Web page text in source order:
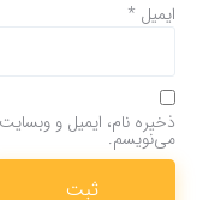
ایمیل *
ذخیره نام، ایمیل و
می‌نویسم.